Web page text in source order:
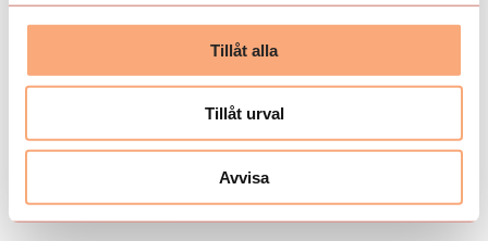
Tillåt alla
Tillåt urval
Avvisa